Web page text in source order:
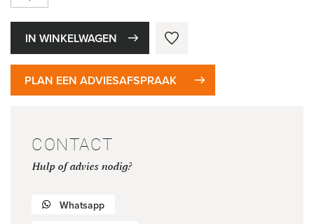
IN WINKELWAGEN
PLAN EEN ADVIESAFSPRAAK
CONTACT
Hulp of advies nodig?
Whatsapp